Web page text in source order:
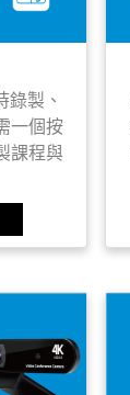
製、
一個按
課程與